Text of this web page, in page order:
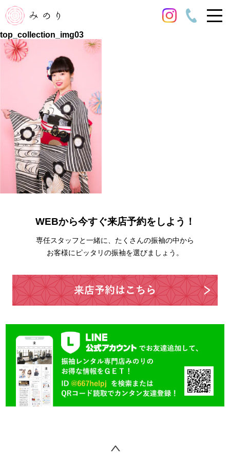
top_collection_img03
WEBから今すぐ来店予約をしよう！
専任スタッフと一緒に、たくさんの振袖の中から
お客様にピッタリの振袖を選びましょう。